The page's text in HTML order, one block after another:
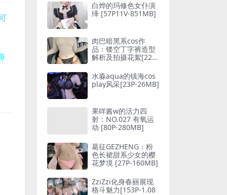
白烨的玛修色女仆演
绎 [57P11V-851MB]
肉巴暗黑系cos作
品：镂空丁字裤造型
解析及拍摄花絮[22P
水淼aqua的镇海cos
play风采[23P-26MB]
果咩酱w的活力四
射：NO.027 有氧运
动 [80P-280MB]
葛征GEZHENG：粉
色长裙甜系少女的樱
花梦境 [27P-160MB]
ZziZzi化身春丽展现
格斗魅力[153P-1.08